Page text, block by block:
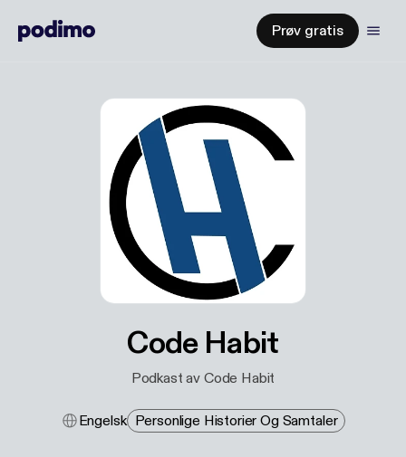
Prøv gratis
Code Habit
Podkast av Code Habit
Engelsk Personlige Historier Og Samtaler